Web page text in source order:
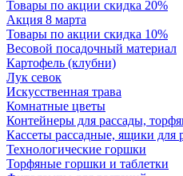
Товары по акции скидка 20%
Акция 8 марта
Товары по акции скидка 10%
Весовой посадочный материал
Картофель (клубни)
Лук севок
Искусственная трава
Комнатные цветы
Контейнеры для рассады,
Кассеты рассадные, ящики для
Технологические горшки
Торфяные горшки и таблетки